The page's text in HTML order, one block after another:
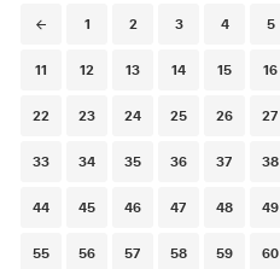
Posts
1 2 3 4 5
11 12 13 14 15 16
22 23 24 25 26 27
33 34 35 36 37 38
44 45 46 47 48 49
55 56 57 58 59 60